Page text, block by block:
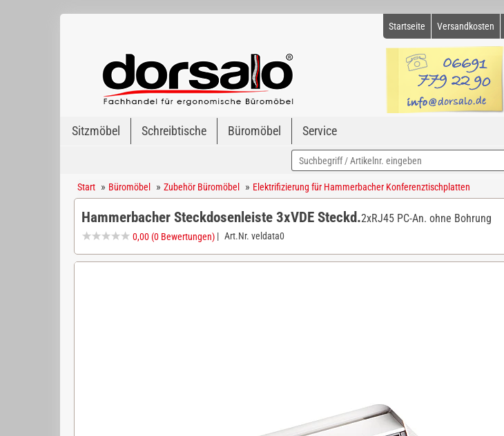
Startseite Versandkosten
Sitzmöbel Schreibtische Büromöbel Service
Start » Büromöbel » Zubehör Büromöbel » Elektrifizierung für Hammerbacher Konferenztischplatten
Hammerbacher Steckdosenleiste 3xVDE Steckd.2xRJ45 PC-An. ohne Bohrung
0,00 (0 Bewertungen) | Art.Nr. veldata0